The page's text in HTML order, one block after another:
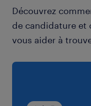
- Règles
Nous vous
•Missions intérim
Découvrez
de candidature et
vous aider à